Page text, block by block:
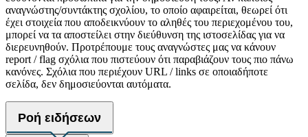
αναγνώστης/συντάκτης σχολίου, το οποίο αφαιρείται, θεωρεί ότι
έχει στοιχεία που αποδεικνύουν το αληθές του περιεχομένου του,
μπορεί να τα αποστείλει στην διεύθυνση της ιστοσελίδας για να
διερευνηθούν. Προτρέπουμε τους αναγνώστες μας να κάνουν
report / flag σχόλια που πιστεύουν ότι παραβιάζουν τους πιο πάνω
κανόνες. Σχόλια που περιέχουν URL / links σε οποιαδήποτε
σελίδα, δεν δημοσιεύονται αυτόματα.
Ροή ειδήσεων